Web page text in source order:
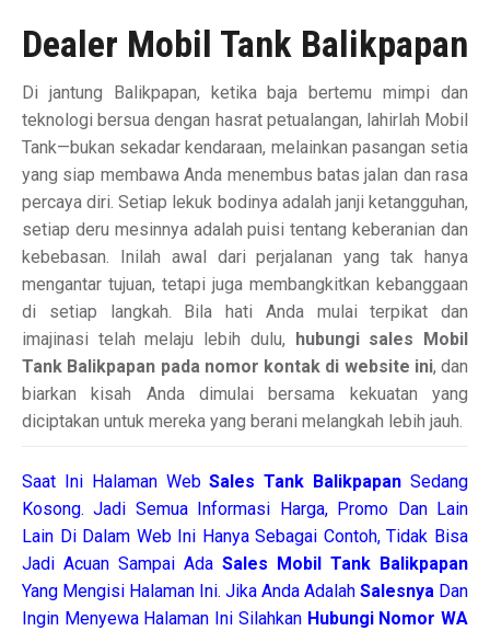
Dealer Mobil Tank Balikpapan
Di jantung Balikpapan, ketika baja bertemu mimpi dan
teknologi bersua dengan hasrat petualangan, lahirlah Mobil
Tank—bukan sekadar kendaraan, melainkan pasangan setia
yang siap membawa Anda menembus batas jalan dan rasa
percaya diri. Setiap lekuk bodinya adalah janji ketangguhan,
setiap deru mesinnya adalah puisi tentang keberanian dan
kebebasan. Inilah awal dari perjalanan yang tak hanya
mengantar tujuan, tetapi juga membangkitkan kebanggaan
di setiap langkah. Bila hati Anda mulai terpikat dan
imajinasi telah melaju lebih dulu,
hubungi sales Mobil
Tank Balikpapan pada nomor kontak di website ini, dan
biarkan kisah Anda dimulai bersama kekuatan yang
diciptakan untuk mereka yang berani melangkah lebih jauh.
Saat Ini Halaman WebSales Tank BalikpapanSedang
Kosong. Jadi Semua Informasi Harga, Promo Dan Lain
Lain Di Dalam Web Ini Hanya Sebagai Contoh, Tidak Bisa
Jadi Acuan Sampai Ada Sales Mobil Tank Balikpapan
Yang Mengisi Halaman Ini. Jika Anda Adalah Salesnya Dan
Ingin Menyewa Halaman Ini Silahkan Hubungi Nomor WA